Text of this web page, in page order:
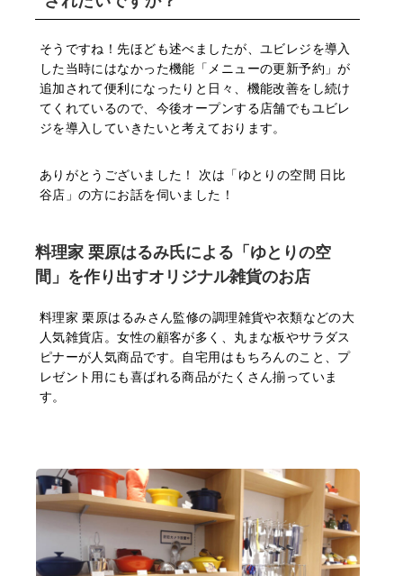
そうですね！先ほども述べましたが、ユビレジを導⼊
した当時にはなかった機能「メニューの更新予約」が
追加されて便利になったりと⽇々、機能改善をし続け
てくれているので、今後オープンする店舗でもユビレ
ジを導⼊していきたいと考えております。
ありがとうございました！ 次は「ゆとりの空間 ⽇⽐
⾕店」の⽅にお話を伺いました！
料理家 栗原はるみ⽒による「ゆとりの空
間」を作り出すオリジナル雑貨のお店
料理家 栗原はるみさん監修の調理雑貨や⾐類などの⼤
⼈気雑貨店。⼥性の顧客が多く、丸まな板やサラダス
ピナーが⼈気商品です。⾃宅⽤はもちろんのこと、プ
レゼント⽤にも喜ばれる商品がたくさん揃っていま
す。